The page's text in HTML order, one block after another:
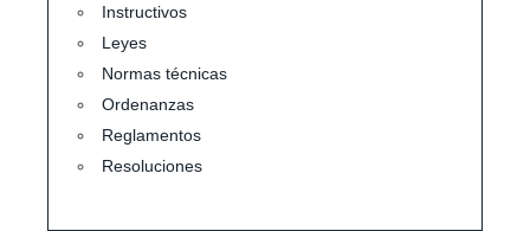
Instructivos
Leyes
Normas técnicas
Ordenanzas
Reglamentos
Resoluciones